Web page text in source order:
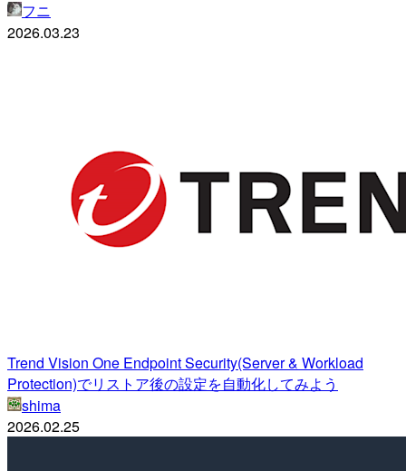
フニ
2026.03.23
Trend Vision One Endpoint Security(Server & Workload
Protection)でリストア後の設定を自動化してみよう
shima
2026.02.25